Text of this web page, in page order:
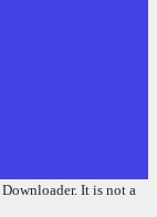
Downloader. It is not a